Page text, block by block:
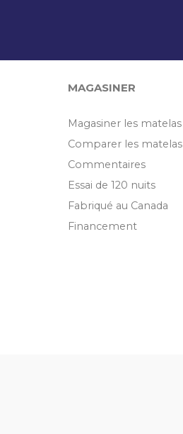
MAGASINER
Magasiner les matelas
Comparer les matelas
Commentaires
Essai de 120 nuits
Fabriqué au Canada
Financement